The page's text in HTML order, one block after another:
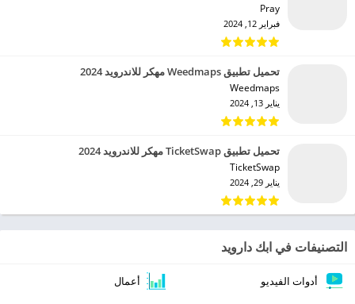
Pray‏
فبراير 12, 2024
تحميل تطبيق Weedmaps مهكر للاندرويد 2024
Weedmaps‏
يناير 13, 2024
تحميل تطبيق TicketSwap مهكر للاندرويد 2024
TicketSwap‏
يناير 29, 2024
التصنيفات في ابك دارويد
أدوات الفيديو أعمال